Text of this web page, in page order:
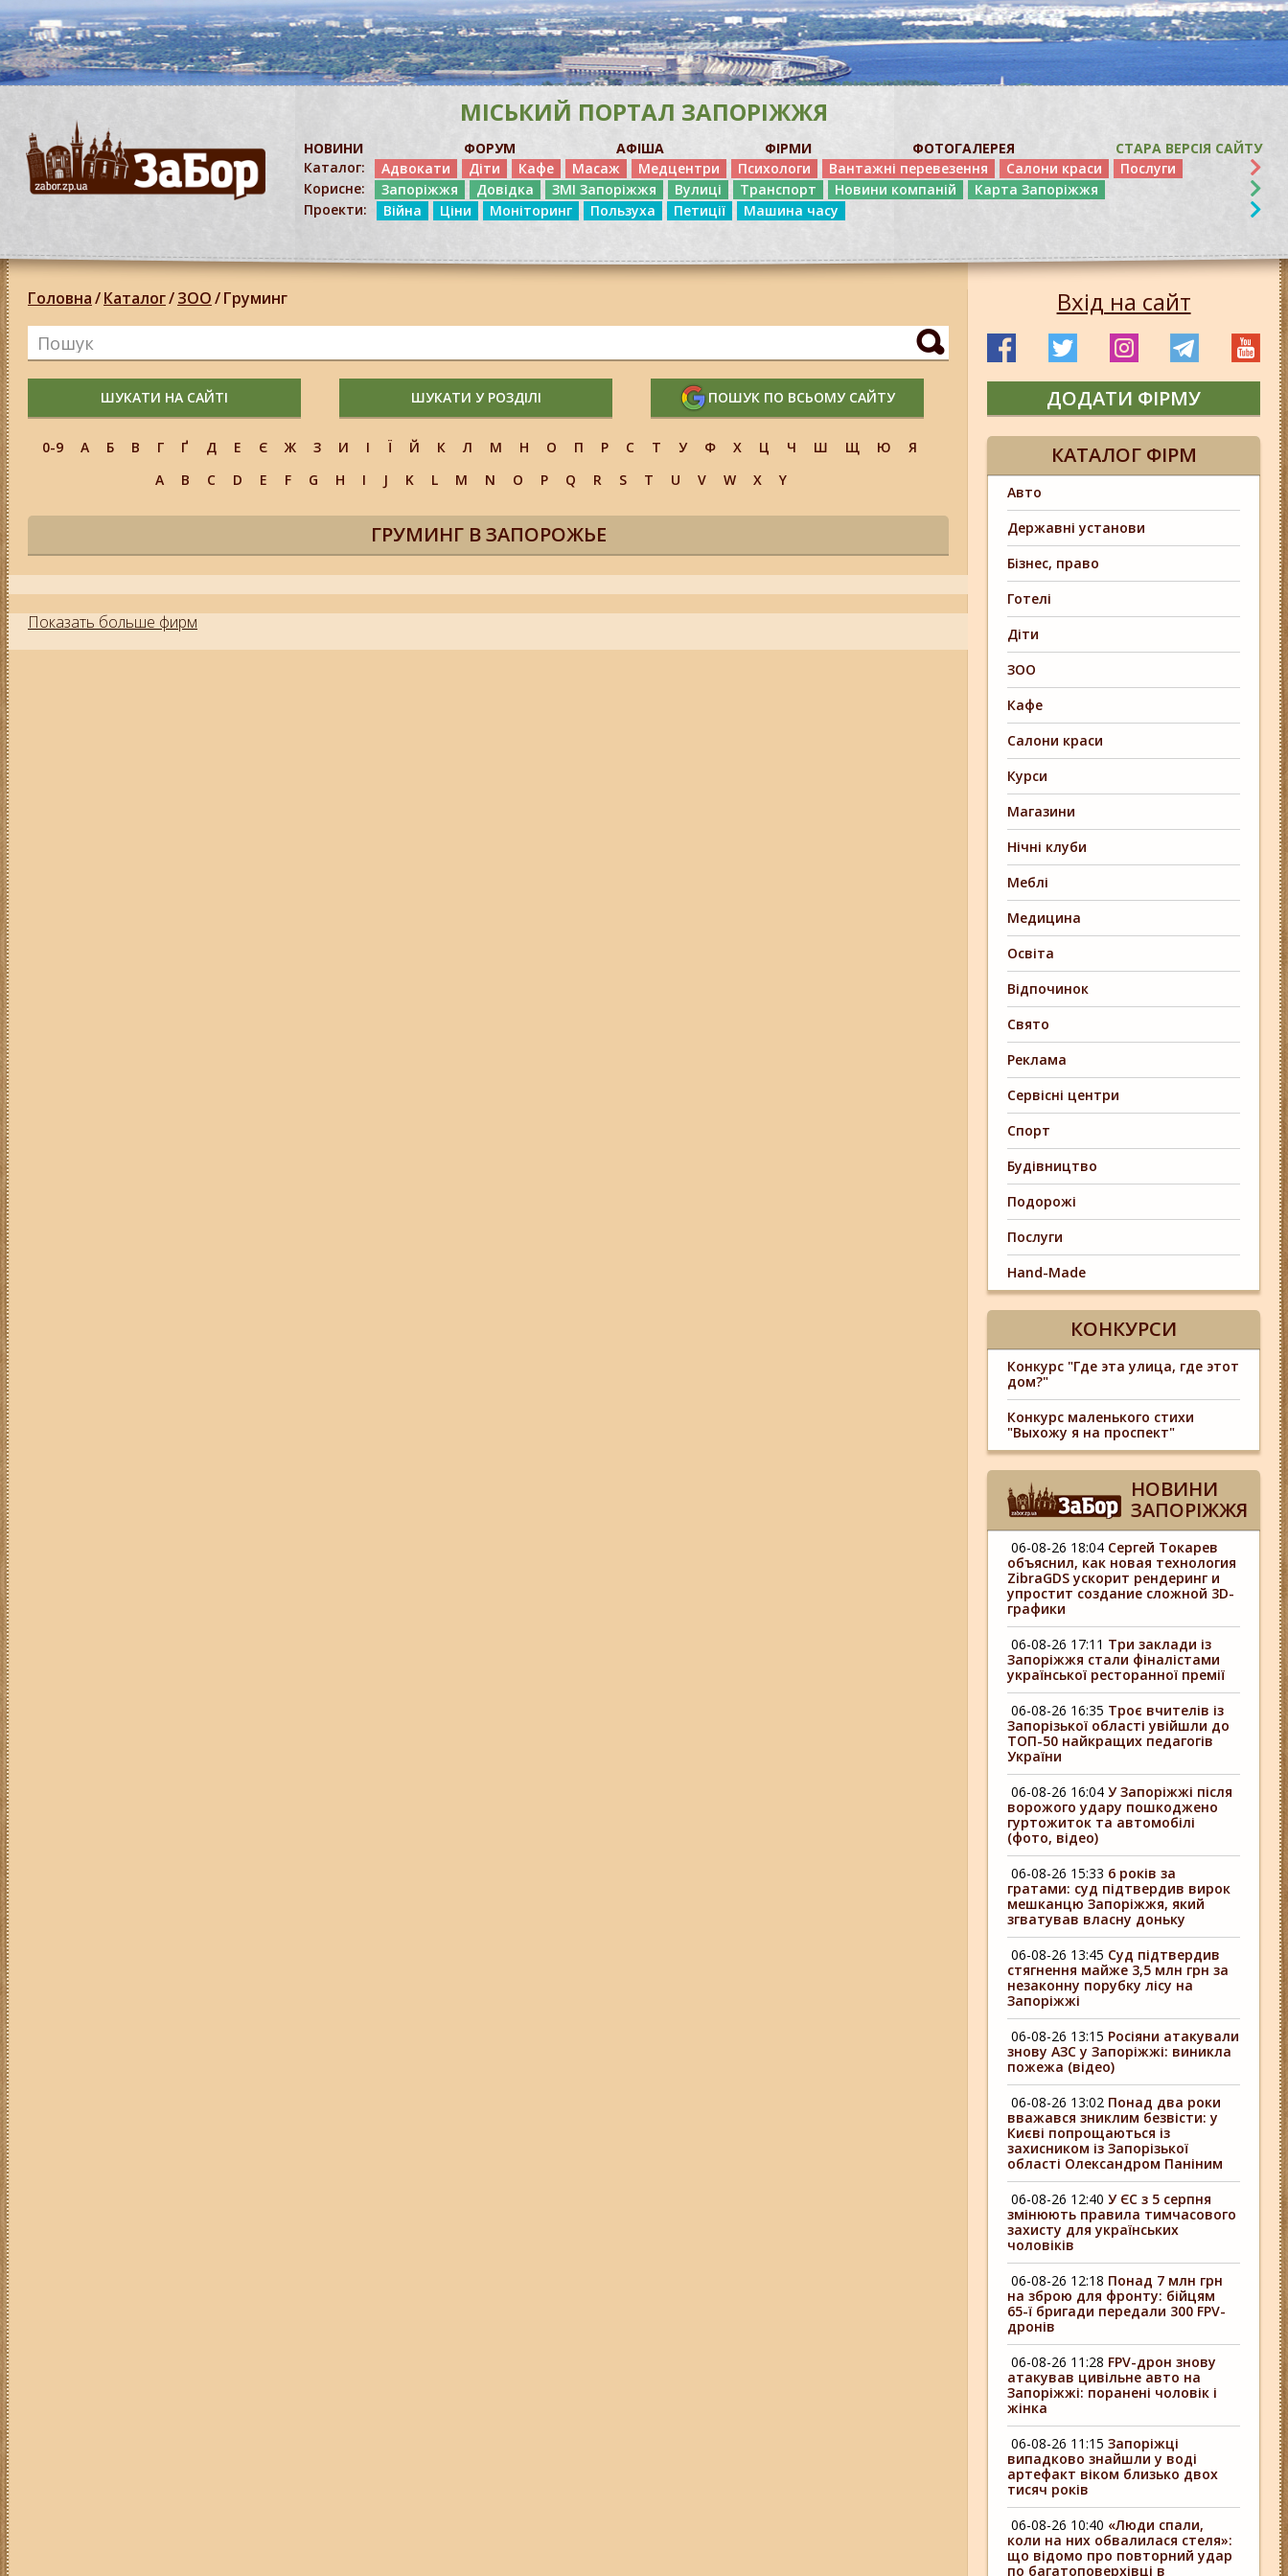
МІСЬКИЙ ПОРТАЛ ЗАПОРІЖЖЯ
НОВИНИ ФОРУМ АФІША ФІРМИ ФОТОГАЛЕРЕЯ
СТАРА ВЕРСІЯ САЙТУ
Каталог:
Адвокати Діти Кафе Масаж Медцентри Психологи Вантажні перевезення Салони краси
Послуги
Корисне:
Запоріжжя Довідка ЗМІ Запоріжжя Вулиці Транспорт Новини компаній
Карта Запоріжжя
Проекти:
Війна Ціни Моніторинг Пользуха Петиції Машина часу
Головна/Каталог/ЗОО/Груминг
ШУКАТИ НА САЙТІ ШУКАТИ У РОЗДІЛІ ПОШУК ПО ВСЬОМУ САЙТУ
0-9 А Б В Г Ґ Д Е Є Ж З И І Ї Й К Л М Н О П Р С Т У Ф Х Ц Ч Ш Щ Ю
Я
A
B C D E F G H I J K L M N O P Q R S T U V W X Y
ГРУМИНГ В ЗАПОРОЖЬЕ
Показать больше фирм
Вхід на сайт
ДОДАТИ ФІРМУ
КАТАЛОГ ФІРМ
Авто
Державні установи
Бізнес, право
Готелі
Діти
ЗОО
Кафе
Салони краси
Курси
Магазини
Нічні клуби
Меблі
Медицина
Освіта
Відпочинок
Свято
Реклама
Сервісні центри
Спорт
Будівництво
Подорожі
Послуги
Hand-Made
КОНКУРСИ
Конкурс "Где эта улица, где этот
дом?"
Конкурс маленького стихи
"Выхожу я на проспект"
НОВИНИ
ЗАПОРІЖЖЯ
06-08-26 18:04 Сергей Токарев
объяснил, как новая технология
ZibraGDS ускорит рендеринг и
упростит создание сложной 3D-
графики
06-08-26 17:11 Три заклади із
Запоріжжя стали фіналістами
української ресторанної премії
06-08-26 16:35 Троє вчителів із
Запорізької області увійшли до
ТОП-50 найкращих педагогів
України
06-08-26 16:04 У Запоріжжі після
ворожого удару пошкоджено
гуртожиток та автомобілі
(фото, відео)
06-08-26 15:33 6 років за
гратами: суд підтвердив вирок
мешканцю Запоріжжя, який
згватував власну доньку
06-08-26 13:45 Суд підтвердив
стягнення майже 3,5 млн грн за
незаконну порубку лісу на
Запоріжжі
06-08-26 13:15 Росіяни атакували
знову АЗС у Запоріжжі: виникла
пожежа (відео)
06-08-26 13:02 Понад два роки
вважався зниклим безвісти: у
Києві попрощаються із
захисником із Запорізької
області Олександром Паніним
06-08-26 12:40 У ЄС з 5 серпня
змінюють правила тимчасового
захисту для українських
чоловіків
06-08-26 12:18 Понад 7 млн грн
на зброю для фронту: бійцям
65-ї бригади передали 300 FPV-
дронів
06-08-26 11:28 FPV-дрон знову
атакував цивільне авто на
Запоріжжі: поранені чоловік і
жінка
06-08-26 11:15 Запоріжці
випадково знайшли у воді
артефакт віком близько двох
тисяч років
06-08-26 10:40 «Люди спали,
коли на них обвалилася стеля»:
що відомо про повторний удар
по багатоповерхівці в